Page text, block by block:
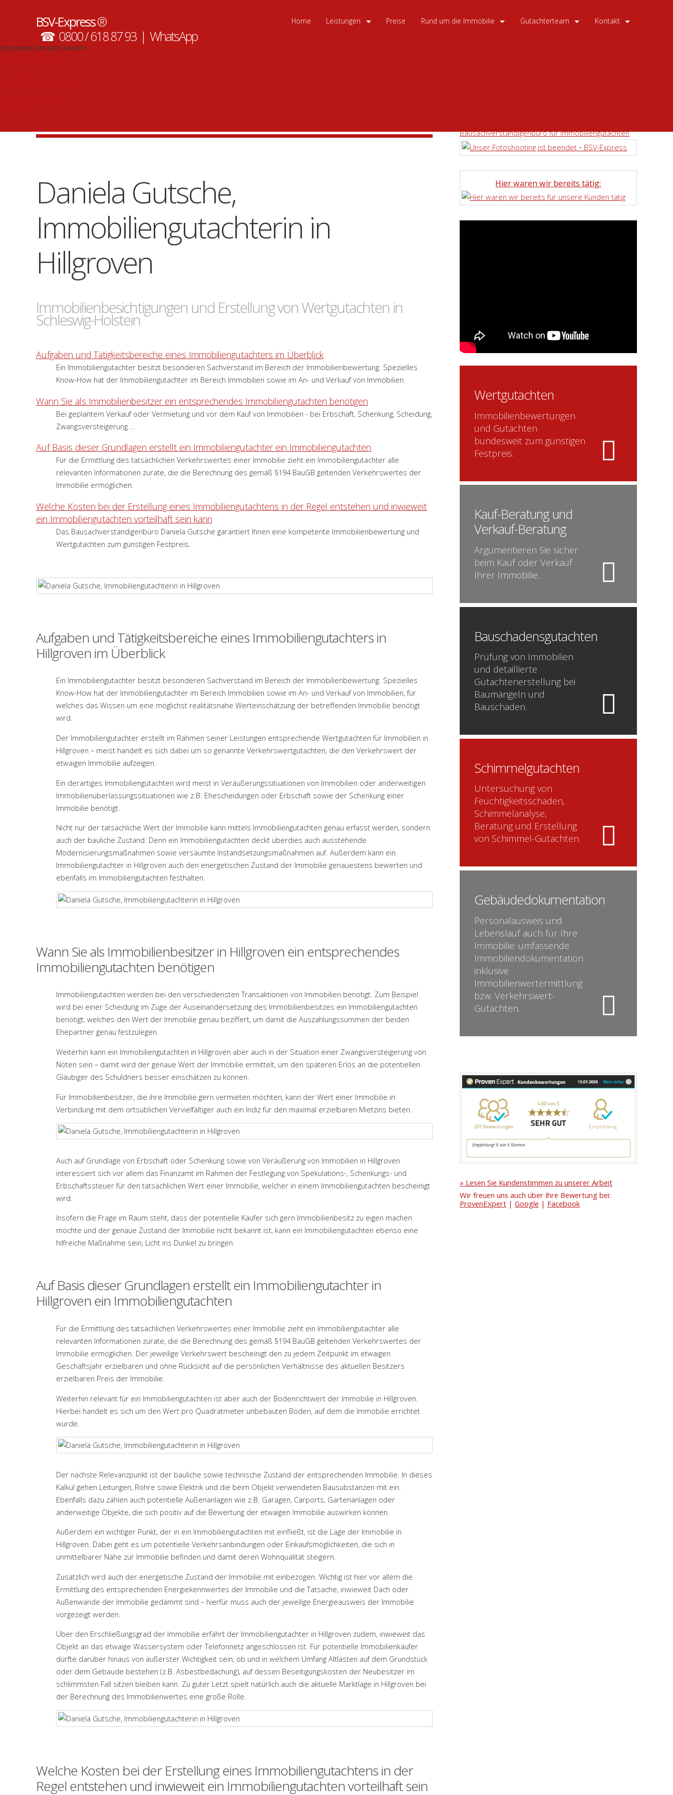
BSV-Express®
☎ 0800 / 618 87 93 | WhatsApp
Home Leistungen Preise Rund um die Immobilie Gutachterteam Kontakt
Kostenlos beraten lassen!
Immobilienbewertung | Kurzgutachten | Verkehrswertgutachten | Immobilien-Kaufberatung | Immobilien-Verkaufberatung | Wohnflächenberechnung | Bauschadensgutachten
| Schimmelgutachten | Energieausweis
Daniela Gutsche,
Immobiliengutachterin in
Hillgroven
Immobilienbesichtigungen und Erstellung von Wertgutachten in
Schleswig-Holstein
Aufgaben und Tätigkeitsbereiche eines Immobiliengutachters im Überblick
Ein Immobiliengutachter besitzt besonderen Sachverstand im Bereich der Immobilienbewertung. Spezielles
Know-How hat der Immobiliengutachter im Bereich Immobilien sowie im An- und Verkauf von Immobilien.
Wann Sie als Immobilienbesitzer ein entsprechendes Immobiliengutachten benötigen
Bei geplantem Verkauf oder Vermietung und vor dem Kauf von Immobilien - bei Erbschaft, Schenkung, Scheidung,
Zwangsversteigerung ...
Auf Basis dieser Grundlagen erstellt ein Immobiliengutachter ein Immobiliengutachten
Für die Ermittlung des tatsächlichen Verkehrswertes einer Immobilie zieht ein Immobiliengutachter alle
relevanten Informationen zurate, die die Berechnung des gemäß §194 BauGB geltenden Verkehrswertes der
Immobilie ermöglichen.
Welche Kosten bei der Erstellung eines Immobiliengutachtens in der Regel entstehen und inwieweit
ein Immobiliengutachten vorteilhaft sein kann
Das Bausachverständigenbüro Daniela Gutsche garantiert Ihnen eine kompetente Immobilienbewertung und
Wertgutachten zum günstigen Festpreis.
Aufgaben und Tätigkeitsbereiche eines Immobiliengutachters in
Hillgroven im Überblick
Ein Immobiliengutachter besitzt besonderen Sachverstand im Bereich der Immobilienbewertung. Spezielles
Know-How hat der Immobiliengutachter im Bereich Immobilien sowie im An- und Verkauf von Immobilien, für
welches das Wissen um eine möglichst realitätsnahe Werteinschätzung der betreffenden Immobilie benötigt
wird.
Der Immobiliengutachter erstellt im Rahmen seiner Leistungen entsprechende Wertgutachten für Immobilien in
Hillgroven – meist handelt es sich dabei um so genannte Verkehrswertgutachten, die den Verkehrswert der
etwaigen Immobilie aufzeigen.
Ein derartiges Immobiliengutachten wird meist in Veräußerungssituationen von Immobilien oder anderweitigen
Immobilienüberlassungssituationen wie z.B. Ehescheidungen oder Erbschaft sowie der Schenkung einer
Immobilie benötigt.
Nicht nur der tatsächliche Wert der Immobilie kann mittels Immobiliengutachten genau erfasst werden, sondern
auch der bauliche Zustand. Denn ein Immobiliengutachten deckt überdies auch ausstehende
Modernisierungsmaßnahmen sowie versäumte Instandsetzungsmaßnahmen auf. Außerdem kann ein
Immobiliengutachter in Hillgroven auch den energetischen Zustand der Immobilie genauestens bewerten und
ebenfalls im Immobiliengutachten festhalten.
Wann Sie als Immobilienbesitzer in Hillgroven ein entsprechendes
Immobiliengutachten benötigen
Immobiliengutachten werden bei den verschiedensten Transaktionen von Immobilien benötigt. Zum Beispiel
wird bei einer Scheidung im Zuge der Auseinandersetzung des Immobilienbesitzes ein Immobiliengutachten
benötigt, welches den Wert der Immobilie genau beziffert, um damit die Auszahlungssummen der beiden
Ehepartner genau festzulegen.
Weiterhin kann ein Immobiliengutachten in Hillgroven aber auch in der Situation einer Zwangsversteigerung von
Nöten sein – damit wird der genaue Wert der Immobilie ermittelt, um den späteren Erlös an die potentiellen
Gläubiger des Schuldners besser einschätzen zu können.
Für Immobilienbesitzer, die ihre Immobilie gern vermieten möchten, kann der Wert einer Immobilie in
Verbindung mit dem ortsüblichen Vervielfältiger auch ein Indiz für den maximal erzielbaren Mietzins bieten.
Auch auf Grundlage von Erbschaft oder Schenkung sowie von Veräußerung von Immobilien in Hillgroven
interessiert sich vor allem das Finanzamt im Rahmen der Festlegung von Spekulations-, Schenkungs- und
Erbschaftssteuer für den tatsächlichen Wert einer Immobilie, welcher in einem Immobiliengutachten bescheinigt
wird.
Insofern die Frage im Raum steht, dass der potentielle Käufer sich gern Immobilienbesitz zu eigen machen
möchte und der genaue Zustand der Immobilie nicht bekannt ist, kann ein Immobiliengutachten ebenso eine
hilfreiche Maßnahme sein, Licht ins Dunkel zu bringen.
Auf Basis dieser Grundlagen erstellt ein Immobiliengutachter in
Hillgroven ein Immobiliengutachten
Für die Ermittlung des tatsächlichen Verkehrswertes einer Immobilie zieht ein Immobiliengutachter alle
relevanten Informationen zurate, die die Berechnung des gemäß §194 BauGB geltenden Verkehrswertes der
Immobilie ermöglichen. Der jeweilige Verkehrswert bescheinigt den zu jedem Zeitpunkt im etwaigen
Geschäftsjahr erzielbaren und ohne Rücksicht auf die persönlichen Verhältnisse des aktuellen Besitzers
erzielbaren Preis der Immobilie.
Weiterhin relevant für ein Immobiliengutachten ist aber auch der Bodenrichtwert der Immobilie in Hillgroven.
Hierbei handelt es sich um den Wert pro Quadratmeter unbebauten Boden, auf dem die Immobilie errichtet
wurde.
Der nächste Relevanzpunkt ist der bauliche sowie technische Zustand der entsprechenden Immobilie. In dieses
Kalkül gehen Leitungen, Rohre sowie Elektrik und die beim Objekt verwendeten Bausubstanzen mit ein.
Ebenfalls dazu zählen auch potentielle Außenanlagen wie z.B. Garagen, Carports, Gartenanlagen oder
anderweitige Objekte, die sich positiv auf die Bewertung der etwaigen Immobilie auswirken können.
Außerdem ein wichtiger Punkt, der in ein Immobiliengutachten mit einfließt, ist die Lage der Immobilie in
Hillgroven. Dabei geht es um potentielle Verkehrsanbindungen oder Einkaufsmöglichkeiten, die sich in
unmittelbarer Nähe zur Immobilie befinden und damit deren Wohnqualität steigern.
Zusätzlich wird auch der energetische Zustand der Immobilie mit einbezogen. Wichtig ist hier vor allem die
Ermittlung des entsprechenden Energiekennwertes der Immobilie und die Tatsache, inwieweit Dach oder
Außenwände der Immobilie gedämmt sind – hierfür muss auch der jeweilige Energieausweis der Immobilie
vorgezeigt werden.
Über den Erschließungsgrad der Immobilie erfährt der Immobiliengutachter in Hillgroven zudem, inwieweit das
Objekt an das etwaige Wassersystem oder Telefonnetz angeschlossen ist. Für potentielle Immobilienkäufer
dürfte darüber hinaus von äußerster Wichtigkeit sein, ob und in welchem Umfang Altlasten auf dem Grundstück
oder dem Gebäude bestehen (z.B. Asbestbedachung), auf dessen Beseitigungskosten der Neubesitzer im
schlimmsten Fall sitzen bleiben kann. Zu guter Letzt spielt natürlich auch die aktuelle Marktlage in Hillgroven bei
der Berechnung des Immobilienwertes eine große Rolle.
Welche Kosten bei der Erstellung eines Immobiliengutachtens in der
Regel entstehen und inwieweit ein Immobiliengutachten vorteilhaft sein
Hier waren wir bereits tätig:
Wertgutachten
Immobilienbewertungen
und Gutachten
bundesweit zum günstigen
Festpreis.
Kauf-Beratung und
Verkauf-Beratung
Argumentieren Sie sicher
beim Kauf oder Verkauf
Ihrer Immobilie.
Bauschadensgutachten
Prüfung von Immobilien
und detaillierte
Gutachtenerstellung bei
Baumängeln und
Bauschäden.
Schimmelgutachten
Untersuchung von
Feuchtigkeitsschäden,
Schimmelanalyse,
Beratung und Erstellung
von Schimmel-Gutachten.
Gebäudedokumentation
Personalausweis und
Lebenslauf auch für Ihre
Immobilie: umfassende
Immobiliendokumentation
inklusive
Immobilienwertermittlung
bzw. Verkehrswert-
Gutachten.
» Lesen Sie Kundenstimmen zu unserer Arbeit
Wir freuen uns auch über Ihre Bewertung bei:
ProvenExpert| Google | Facebook